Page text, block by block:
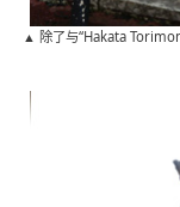
▲ 除了与“Hakata